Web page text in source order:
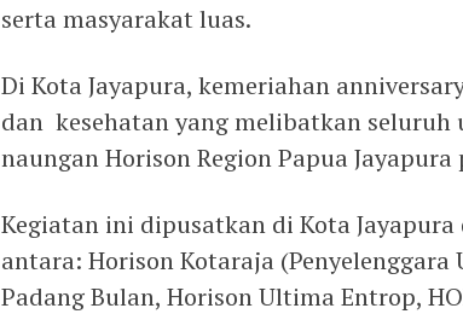
serta masyarakat luas.
Di Kota Jayapura, kemeriahan
dan kesehatan yang melibatkan
naungan Horison Region Papua
Kegiatan ini dipusatkan di Kota
antara: Horison Kotaraja
Padang Bulan, Horison Ultima Entrop,